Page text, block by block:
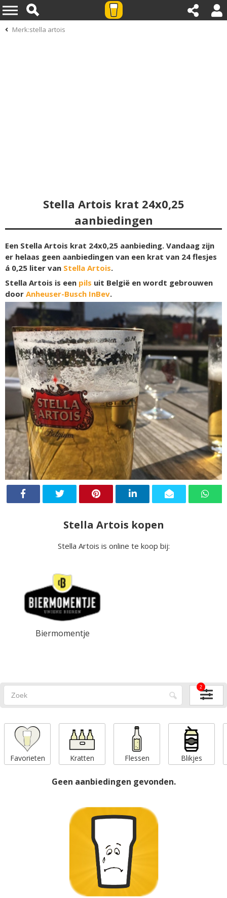
Merk:stella artois
Stella Artois krat 24x0,25
aanbiedingen
Een Stella Artois krat 24x0,25 aanbieding. Vandaag zijn
er helaas geen aanbiedingen van een krat van 24 flesjes
á 0,25 liter van Stella Artois.
Stella Artois is een pils uit België en wordt gebrouwen
door Anheuser-Busch InBev.
Stella Artois kopen
Stella Artois is online te koop bij:
Biermomentje
2
Favorieten Kratten Flessen Blikjes
Geen aanbiedingen gevonden.